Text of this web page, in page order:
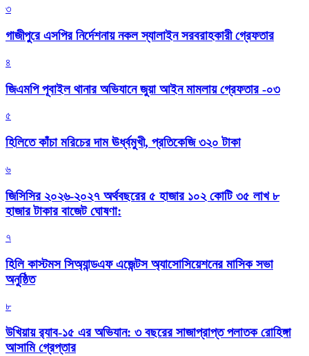
৩
গাজীপুরে এসপির নির্দেশনায় নকল স্যালাইন সরবরাহকারী গ্রেফতার
৪
জিএমপি পূবাইল থানার অভিযানে জুয়া আইন মামলায় গ্রেফতার -০৩
৫
হিলিতে কাঁচা মরিচের দাম ঊর্ধ্বমুখী, প্রতিকেজি ৩২০ টাকা
৬
জিসিসির ২০২৬-২০২৭ অর্থবছরের ৫ হাজার ১০২ কোটি ৩৫ লাখ ৮
হাজার টাকার বাজেট ঘোষণা:
৭
হিলি কাস্টমস সিঅ্যান্ডএফ এজেন্টস অ্যাসোসিয়েশনের মাসিক সভা
অনুষ্ঠিত
৮
উখিয়ায় র‍্যাব-১৫ এর অভিযান: ৩ বছরের সাজাপ্রাপ্ত পলাতক রোহিঙ্গা
আসামি গ্রেপ্তার